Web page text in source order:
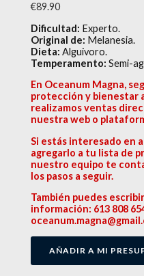
€89.90
Dificultad: Experto.
Original de: Melanesia.
Dieta: Alguivoro.
Temperamento:Semi-
En Oceanum Magna,
protección y bienestar
realizamos ventas
nuestra web o
Si estás interesado en
agregarlo a tu lista de
nuestro equipo te
los pasos a seguir.
También puedes
información: 613 808
AÑADIR A MI